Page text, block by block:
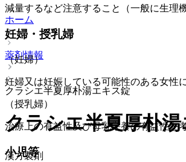
減量するなど注意すること（一般に生理
妊婦・授乳婦
（妊婦）
妊婦又は妊娠している可能性のある女性
（授乳婦）
治療上の有益性及び母乳栄養の有益性を
小児等
ホーム
薬剤情報
クラシエ半夏厚朴湯エキス錠
クラシエ半夏厚朴
漢方製剤